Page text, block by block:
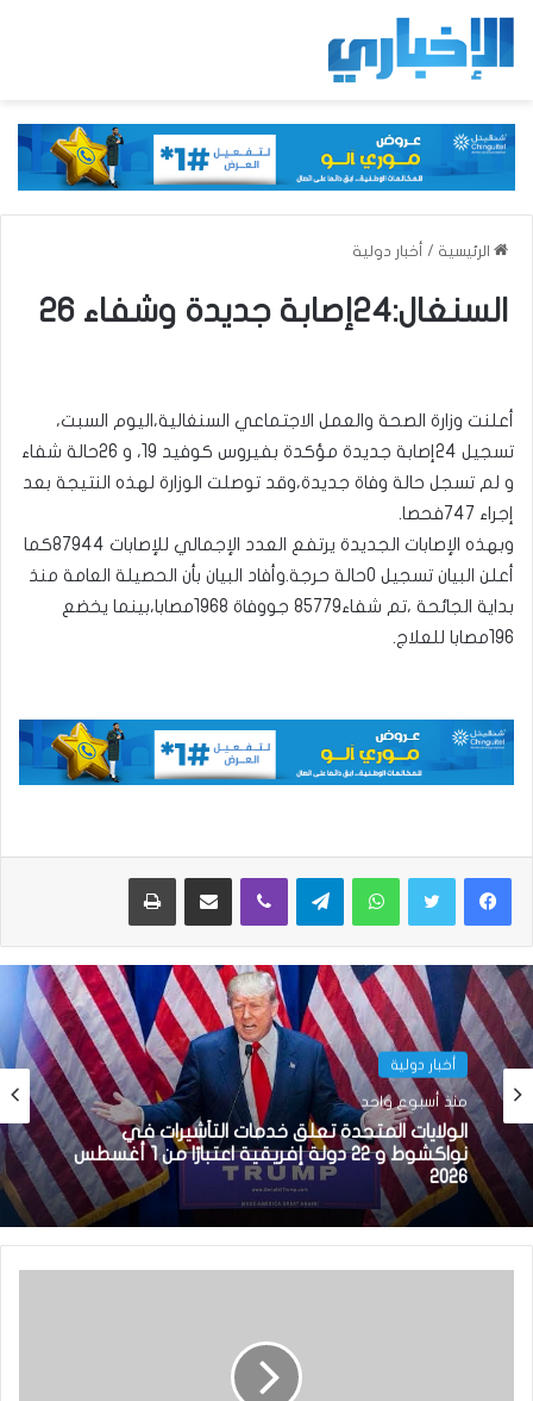
الرئيسية / أخبار دولية
السنغال:24إصابة جديدة وشفاء 26
أعلنت وزارة الصحة والعمل الاجتماعي السنغالية،اليوم السبت،
تسجيل 24إصابة جديدة مؤكدة بفيروس كوفيد 19، و 26حالة شفاء
و لم تسجل حالة وفاة جديدة،وقد توصلت الوزارة لهذه النتيجة بعد
إجراء 747فحصا.
وبهذه الإصابات الجديدة يرتفع العدد الإجمالي للإصابات 87944كما
أعلن البيان تسجيل 0حالة حرجة.وأفاد البيان بأن الحصيلة العامة منذ
بداية الجائحة ،تم شفاء85779 جووفاة 1968مصابا،بينما يخضع
196مصابا للعلاج.
واتساب تيلقرام ڤايبر مشاركة عبر البريد طباعة
أخبار دولية
منذ أسبوع واحد
الولايات المتحدة تعلق خدمات التأشيرات في
نواكشوط و 22 دولة إفريقية اعتبارًا من 1 أغسطس
2026